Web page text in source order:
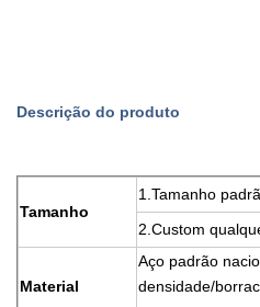
Descrição do produto
Tamanho
1.Tamanho
2.Custom
Material
Aço padrão
densidade/